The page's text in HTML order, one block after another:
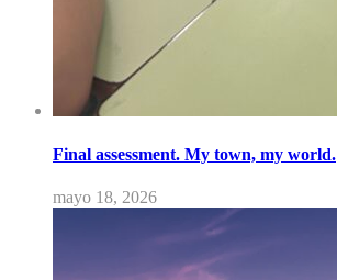
Final assessment. My town, my world.
mayo 18, 2026